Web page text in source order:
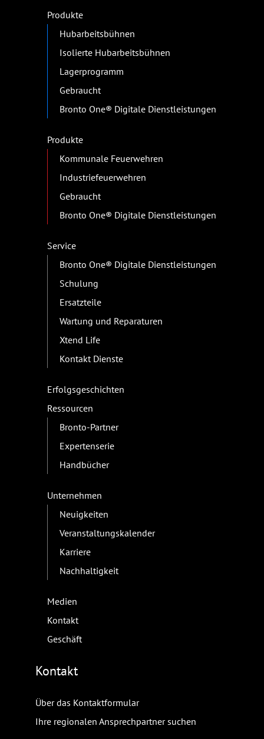
Produkte
Hubarbeitsbühnen
Isolierte Hubarbeitsbühnen
Lagerprogramm
Gebraucht
Bronto One® Digitale Dienstleistungen
Produkte
Kommunale Feuerwehren
Industriefeuerwehren
Gebraucht
Bronto One® Digitale Dienstleistungen
Service
Bronto One® Digitale Dienstleistungen
Schulung
Ersatzteile
Wartung und Reparaturen
Xtend Life
Kontakt Dienste
Erfolgsgeschichten
Ressourcen
Bronto-Partner
Expertenserie
Handbücher
Unternehmen
Neuigkeiten
Veranstaltungskalender
Karriere
Nachhaltigkeit
Medien
Kontakt
Geschäft
Kontakt
Über das Kontaktformular
Ihre regionalen Ansprechpartner suchen